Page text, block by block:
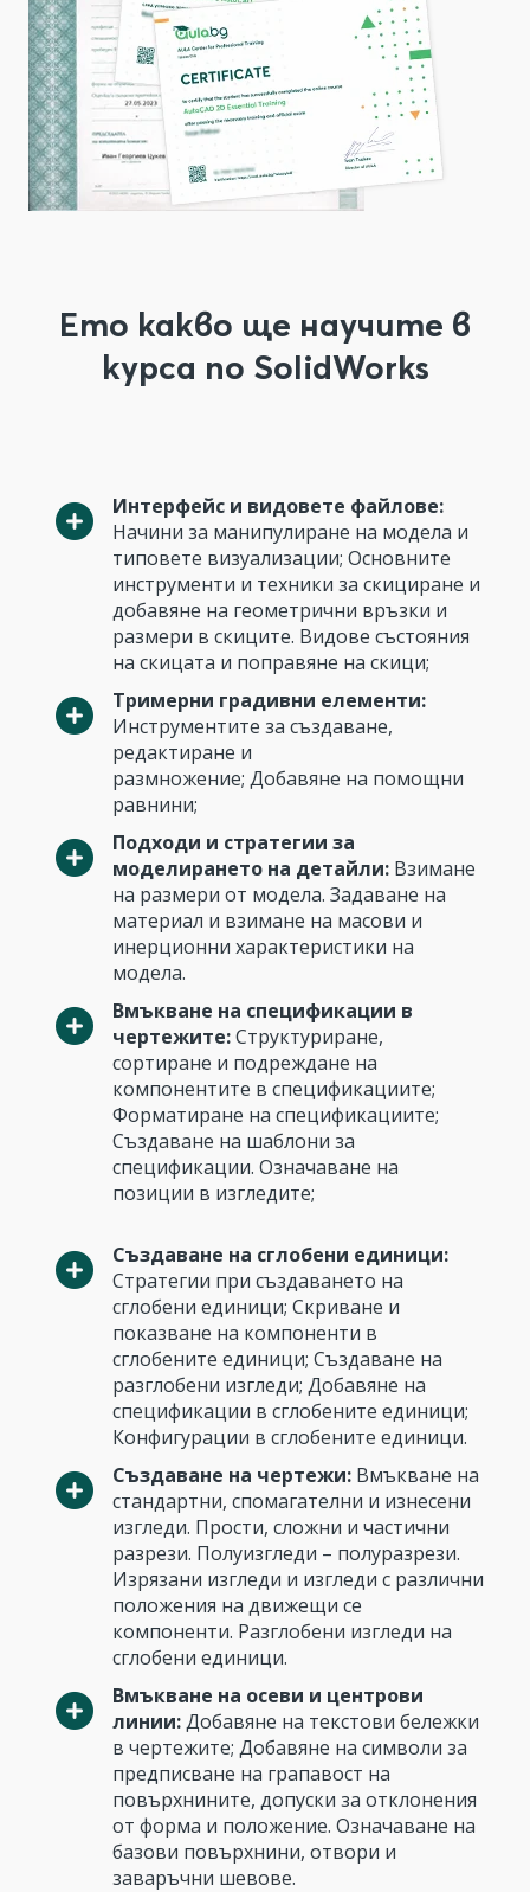
Ето какво ще научите в
курса по SolidWorks
Интерфейс и видовете файлове:
Начини за манипулиране на модела и
типовете визуализации; Основните
инструменти и техники за скициране и
добавяне на геометрични връзки и
размери в скиците. Видове състояния
на скицата и поправяне на скици;
Тримерни градивни елементи:
Инструментите за създаване,
редактиране и
размножение; Добавяне на помощни
равнини;
Подходи и стратегии за
моделирането на детайли: Взимане
на размери от модела. Задаване на
материал и взимане на масови и
инерционни характеристики на
модела.
Вмъкване на спецификации в
чертежите:Структуриране,
сортиране и подреждане на
компонентите в спецификациите;
Форматиране на спецификациите;
Създаване на шаблони за
спецификации. Означаване на
позиции в изгледите;
Създаване на сглобени единици:
Стратегии при създаването на
сглобени единици; Скриване и
показване на компоненти в
сглобените единици; Създаване на
разглобени изгледи; Добавяне на
спецификации в сглобените единици;
Конфигурации в сглобените единици.
Създаване на чертежи: Вмъкване на
стандартни, спомагателни и изнесени
изгледи. Прости, сложни и частични
разрези. Полуизгледи – полуразрези.
Изрязани изгледи и изгледи с различни
положения на движещи се
компоненти. Разглобени изгледи на
сглобени единици.
Вмъкване на осеви и центрови
линии:Добавяне на текстови бележки
в чертежите; Добавяне на символи за
предписване на грапавост на
повърхнините, допуски за отклонения
от форма и положение. Означаване на
базови повърхнини, отвори и
заваръчни шевове.